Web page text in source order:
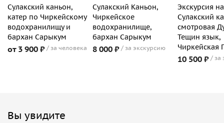
Сулакский каньон,
катер по Чиркейскому
водохранилищу и
бархан Сарыкум
от 3 900 ₽ за человека
Сулакский Каньон,
Чиркейское
водохранилище,
бархан Сарыкум
8 000 ₽ за экскурсию
Экскурсия на
Сулакский
смотровая
Тещин язык,
Чиркейская
10 500 ₽ за
Вы увидите